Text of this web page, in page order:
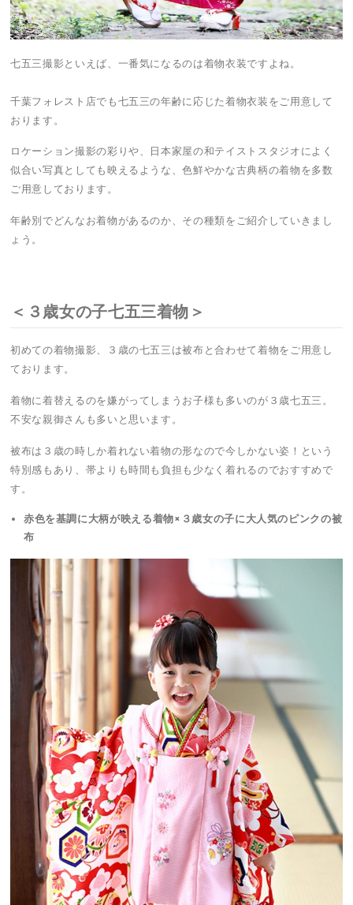
七五三撮影といえば、一番気になるのは着物衣装ですよね。
千葉フォレスト店でも七五三の年齢に応じた着物衣装をご用意して
おります。
ロケーション撮影の彩りや、日本家屋の和テイストスタジオによく
似合い写真としても映えるような、色鮮やかな古典柄の着物を多数
ご用意しております。
年齢別でどんなお着物があるのか、その種類をご紹介していきまし
ょう。
＜３歳女の子七五三着物＞
初めての着物撮影、３歳の七五三は被布と合わせて着物をご用意し
ております。
着物に着替えるのを嫌がってしまうお子様も多いのが３歳七五三。
不安な親御さんも多いと思います。
被布は３歳の時しか着れない着物の形なので今しかない姿！という
特別感もあり、帯よりも時間も負担も少なく着れるのでおすすめで
す。
赤色を基調に大柄が映える着物×３歳女の子に大人気のピンクの被
布